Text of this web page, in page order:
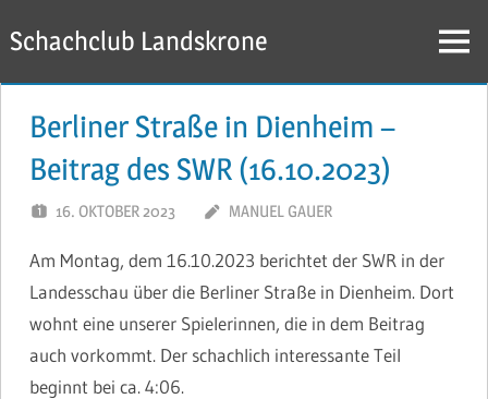
Inhalt
springen
Schachclub Landskrone Menü
Berliner Straße in Dienheim –
Beitrag des SWR (16.10.2023)
16. OKTOBER 2023 MANUEL GAUER
Am Montag, dem 16.10.2023 berichtet der SWR in der
Landesschau über die Berliner Straße in Dienheim. Dort
wohnt eine unserer Spielerinnen, die in dem Beitrag
auch vorkommt. Der schachlich interessante Teil
beginnt bei ca. 4:06.